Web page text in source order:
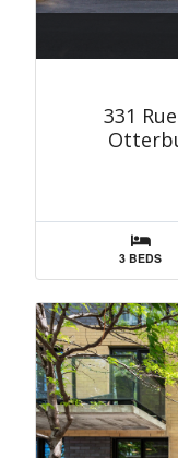
331
3 BEDS